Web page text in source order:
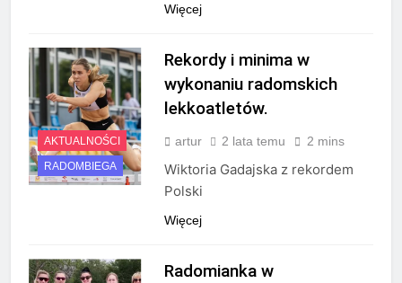
Więcej
AKTUALNOŚCI
RADOMBIEGA
Rekordy i minima w
wykonaniu radomskich
lekkoatletów.
artur 2 lata temu 2 mins
Wiktoria Gadajska z rekordem
Polski
Więcej
Radomianka w